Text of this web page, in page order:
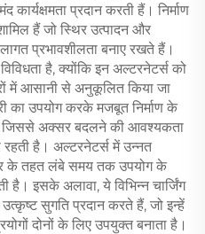
कार्यक्षमता प्रदान करती हैं। निर्माण
हैं जो स्थिर उत्पादन और
प्रभावशीलता बनाए रखते हैं।
है, क्योंकि इन अल्टरनेटर्स को
में आसानी से अनुकूलित किया जा
का उपयोग करके मजबूत निर्माण के
जिससे अक्सर बदलने की आवश्यकता
रहती है। अल्टरनेटर्स में उन्नत
के तहत लंबे समय तक उपयोग के
है। इसके अलावा, ये विभिन्न चार्जिंग
सुगति प्रदान करते हैं, जो इन्हें
दोनों के लिए उपयुक्त बनाता है।